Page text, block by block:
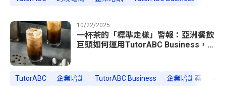
10/22/2025
一杯茶的「標準走樣」警報：亞洲餐飲
巨頭如何運用TutorABC Business，打
TutorABC 企業培訓 TutorABC Business 企業培訓案例 ...